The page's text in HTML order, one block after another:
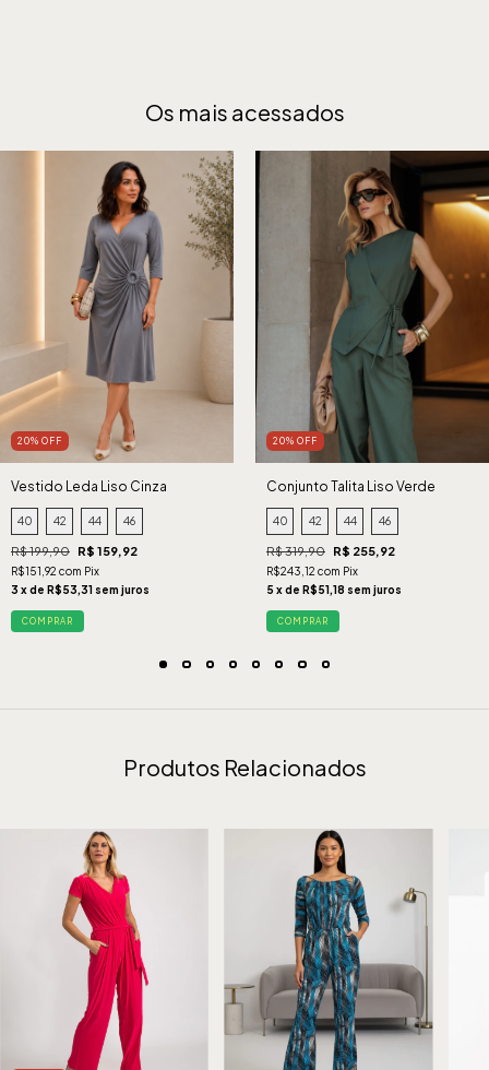
Os mais acessados
20% OFF
Vestido Leda Liso Cinza
40 42 44 46
R$ 199,90 R$ 159,92
R$151,92 com Pix
3 x de R$53,31 sem juros
COMPRAR
20% OFF
Conjunto Talita Liso Verde
40 42 44 46
R$ 319,90 R$ 255,92
R$243,12 com Pix
5 x de R$51,18 sem juros
COMPRAR
Produtos Relacionados